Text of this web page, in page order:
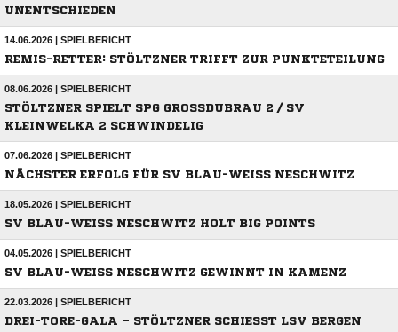
UNENTSCHIEDEN
14.06.2026 | SPIELBERICHT
REMIS-RETTER: STÖLTZNER TRIFFT ZUR PUNKTETEILUNG
08.06.2026 | SPIELBERICHT
STÖLTZNER SPIELT SPG GROSSDUBRAU 2 / SV K
LEINWELKA 2 SCHWINDELIG
07.06.2026 | SPIELBERICHT
NÄCHSTER ERFOLG FÜR SV BLAU-WEISS NESCHWITZ
18.05.2026 | SPIELBERICHT
SV BLAU-WEISS NESCHWITZ HOLT BIG POINTS
04.05.2026 | SPIELBERICHT
SV BLAU-WEISS NESCHWITZ GEWINNT IN KAMENZ
22.03.2026 | SPIELBERICHT
DREI-TORE-GALA – STÖLTZNER SCHIESST LSV BERGEN 1